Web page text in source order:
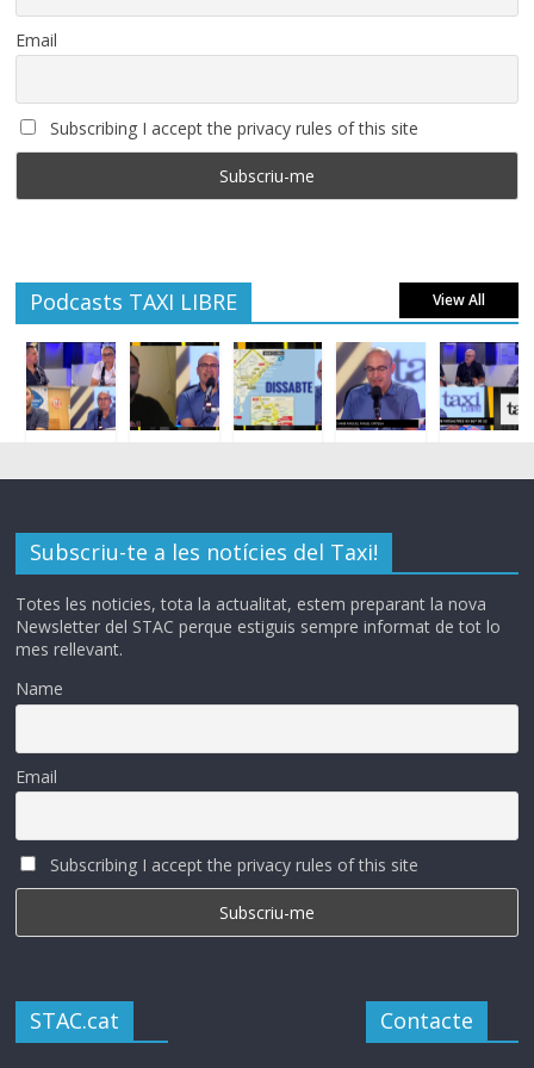
Email
Subscribing I accept the privacy rules of this site
Podcasts TAXI LIBRE View All
Subscriu-te a les notícies del Taxi!
Totes les noticies, tota la actualitat, estem preparant la nova
Newsletter del STAC perque estiguis sempre informat de tot lo
mes rellevant.
Name
Email
Subscribing I accept the privacy rules of this site
STAC.cat Contacte